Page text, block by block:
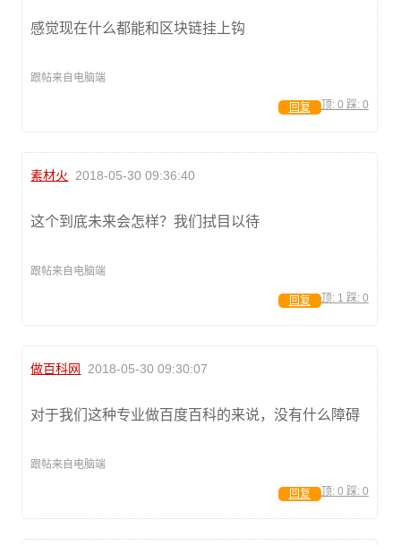
感觉现在什么都能和区块链挂上钩
跟帖来自电脑端
顶: 0 踩: 0
回复
素材火 2018-05-30 09:36:40
这个到底未来会怎样？我们拭目以待
跟帖来自电脑端
顶: 1 踩: 0
回复
做百科网 2018-05-30 09:30:07
对于我们这种专业做百度百科的来说，没有什么障碍
跟帖来自电脑端
顶: 0 踩: 0
回复